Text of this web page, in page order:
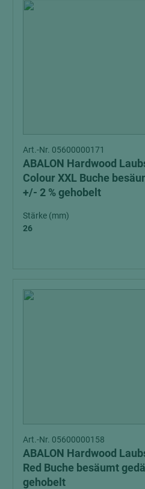
Art.-Nr. 05600000171
ABALON Hardwood
Colour XXL Buche
+/- 2 % gehobelt
Stärke (mm)
26
Art.-Nr. 05600000158
ABALON Hardwood
Red Buche besäumt
gehobelt